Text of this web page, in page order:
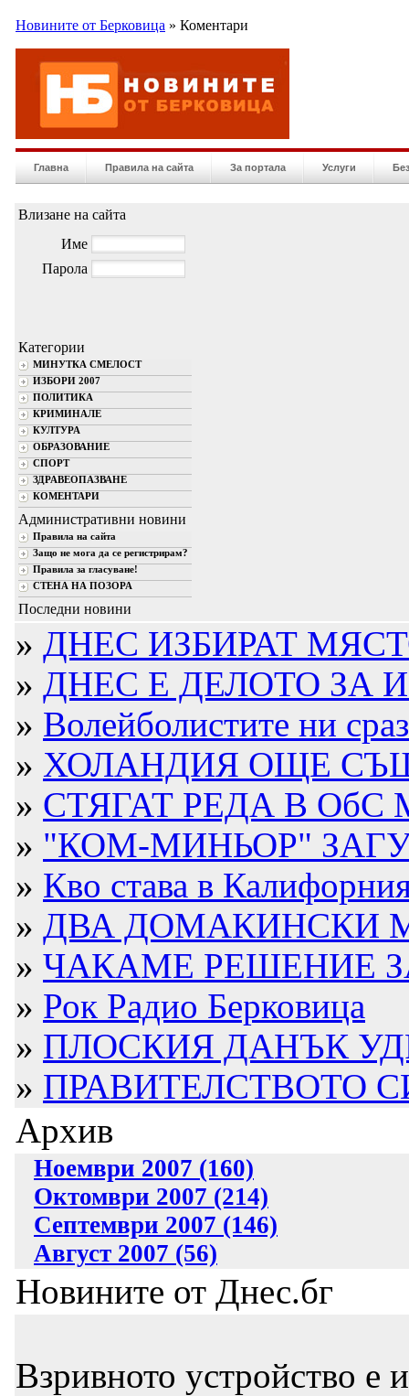
Новините от Берковица » Коментари
Главна Правила на сайта За портала Услуги
Влизане на сайта
Име
Парола
Категории
МИНУТКА СМЕЛОСТ
ИЗБОРИ 2007
ПОЛИТИКА
КРИМИНАЛЕ
КУЛТУРА
ОБРАЗОВАНИЕ
СПОРТ
ЗДРАВЕОПАЗВАНЕ
КОМЕНТАРИ
Административни новини
Правила на сайта
Защо не мога да се регистрирам?
Правила за гласуване!
СТЕНА НА ПОЗОРА
Последни новини
» ДНЕС ИЗБИРАТ
» ДНЕС Е ДЕЛОТО ЗА
» Волейболистите ни
» ХОЛАНДИЯ ОЩЕ
» СТЯГАТ РЕДА В
» "КОМ-МИНЬОР"
» Кво става в
» ДВА ДОМАКИНСКИ
» ЧАКАМЕ РЕШЕНИЕ
» Рок Радио Берковица
» ПЛОСКИЯ ДАНЪК
» ПРАВИТЕЛСТВОТО
Архив
Ноември 2007 (160)
Октомври 2007 (214)
Септември 2007 (146)
Август 2007 (56)
Новините от Днес.бг
Взривното устройство е